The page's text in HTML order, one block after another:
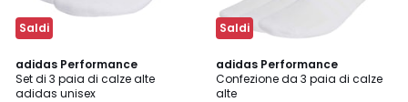
Saldi
adidas Performance
Set di 3 paia di calze alte
adidas unisex
4,9
/ 5
Saldi
adidas Performance
Confezione da 3 paia di calze
alte
4,8
/ 5